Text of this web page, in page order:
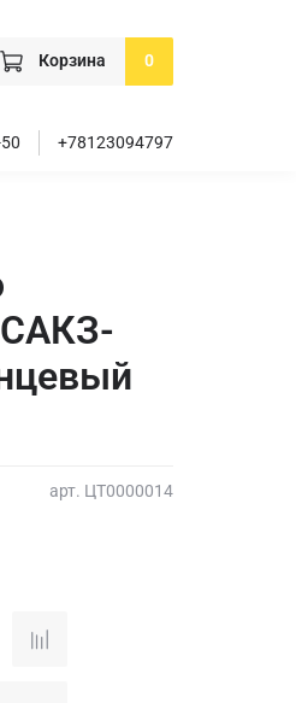
Корзина 0
+78123094797
арт. ЦТ0000014
САКЗ-